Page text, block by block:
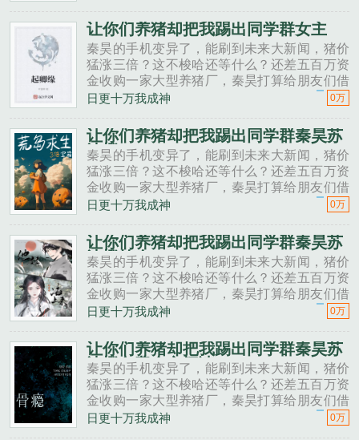
秦昊二狗子，借500万买点......
让你们养猪却把我踢出同学群女主
秦昊的手机变异了，能刷到未来大新闻，猪价
猛涨三倍？这不梭哈还等什么？还差五百万资
金收购一家大型养猪厂，秦昊打算给朋友们借
一点。秦昊老班长啊，我想回家养猪，要不要
秦昊二狗子，借500万买点......
日更十万我成神 0万
让你们养猪却把我踢出同学群秦昊苏
沐橙
秦昊的手机变异了，能刷到未来大新闻，猪价
猛涨三倍？这不梭哈还等什么？还差五百万资
金收购一家大型养猪厂，秦昊打算给朋友们借
一点。秦昊老班长啊，我想回家养猪，要不要
秦昊二狗子，借500万买点......
日更十万我成神 0万
让你们养猪却把我踢出同学群秦昊苏
沐橙简介
秦昊的手机变异了，能刷到未来大新闻，猪价
猛涨三倍？这不梭哈还等什么？还差五百万资
金收购一家大型养猪厂，秦昊打算给朋友们借
一点。秦昊老班长啊，我想回家养猪，要不要
秦昊二狗子，借500万买点......
日更十万我成神 0万
让你们养猪却把我踢出同学群秦昊苏
沐橙免费全文阅读
秦昊的手机变异了，能刷到未来大新闻，猪价
猛涨三倍？这不梭哈还等什么？还差五百万资
金收购一家大型养猪厂，秦昊打算给朋友们借
一点。秦昊老班长啊，我想回家养猪，要不要
日更十万我成神 0万